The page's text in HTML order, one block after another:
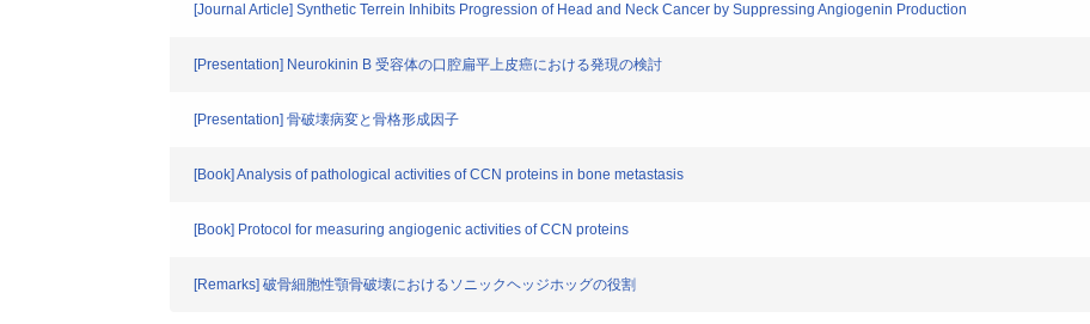
[Journal Article] Synthetic Terrein Inhibits Progression of Head and Neck Cancer by Suppressing Angiogenin Production
[Presentation] Neurokinin B 受容体の口腔扁平上皮癌における発現の検討
[Presentation] 骨破壊病変と骨格形成因子
[Book] Analysis of pathological activities of CCN proteins in bone metastasis
[Book] Protocol for measuring angiogenic activities of CCN proteins
[Remarks] 破骨細胞性顎骨破壊におけるソニックヘッジホッグの役割